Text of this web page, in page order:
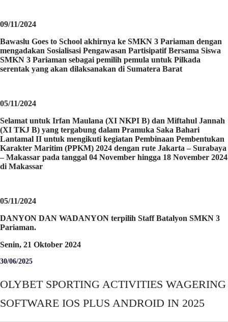
09/11/2024
Bawaslu Goes to School akhirnya ke SMKN 3 Pariaman dengan
mengadakan Sosialisasi Pengawasan Partisipatif Bersama Siswa
SMKN 3 Pariaman sebagai pemilih pemula untuk Pilkada
serentak yang akan dilaksanakan di Sumatera Barat
05/11/2024
Selamat untuk Irfan Maulana (XI NKPI B) dan Miftahul Jannah
(XI TKJ B) yang tergabung dalam Pramuka Saka Bahari
Lantamal II untuk mengikuti kegiatan Pembinaan Pembentukan
Karakter Maritim (PPKM) 2024 dengan rute Jakarta – Surabaya
– Makassar pada tanggal 04 November hingga 18 November 2024
di Makassar
05/11/2024
DANYON DAN WADANYON terpilih Staff Batalyon SMKN 3
Pariaman.
Senin, 21 Oktober 2024
30/06/2025
OLYBET SPORTING ACTIVITIES WAGERING
SOFTWARE IOS PLUS ANDROID IN 2025